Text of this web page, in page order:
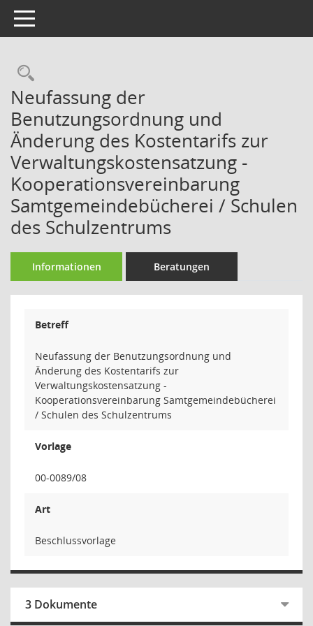
Toggle navigation
Rechercheauswahl
Neufassung der
Benutzungsordnung und
Änderung des Kostentarifs zur
Verwaltungskostensatzung -
Kooperationsvereinbarung
Samtgemeindebücherei / Schulen
des Schulzentrums
Informationen Beratungen
Betreff
Neufassung der Benutzungsordnung und
Änderung des Kostentarifs zur
Verwaltungskostensatzung -
Kooperationsvereinbarung Samtgemeindebücherei
/ Schulen des Schulzentrums
Vorlage
00-0089/08
Art
Beschlussvorlage
3 Dokumente